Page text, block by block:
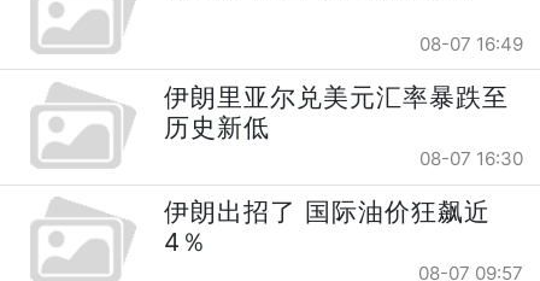
08-07 16:49
伊朗里亚尔兑美元汇率暴跌至
历史新低
08-07 16:30
伊朗出招了 国际油价狂飙近
4％
08-07 09:57